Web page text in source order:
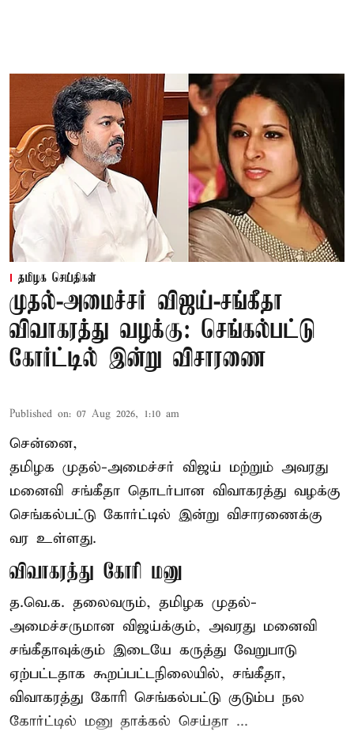
தமிழக செய்திகள்
முதல்-அமைச்சர் விஜய்-சங்கீதா
விவாகரத்து வழக்கு: செங்கல்பட்டு
கோர்ட்டில் இன்று விசாரணை
Published on: 07 Aug 2026, 1:10 am
சென்னை,
தமிழக முதல்-அமைச்சர் விஜய் மற்றும் அவரது
மனைவி சங்கீதா தொடர்பான விவாகரத்து வழக்கு
செங்கல்பட்டு கோர்ட்டில் இன்று விசாரணைக்கு
வர உள்ளது.
விவாகரத்து கோரி மனு
த.வெ.க. தலைவரும், தமிழக முதல்-
அமைச்சருமான விஜய்க்கும், அவரது மனைவி
சங்கீதாவுக்கும் இடையே கருத்து வேறுபாடு
ஏற்பட்டதாக கூறப்பட்டநிலையில், சங்கீதா,
விவாகரத்து கோரி செங்கல்பட்டு குடும்ப நல
கோர்ட்டில் மனு தாக்கல் செய்தா ...